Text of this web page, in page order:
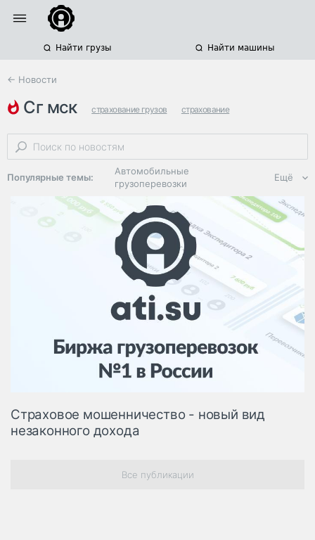
Найти грузы Найти машины
← Новости
сг мск страхование грузов страхование
возмещение ущерба
Популярные темы:
Автомобильные
грузоперевозки
Региональная
логистика
ЭДО, ИТ в
логистике
Дороги,
инфраструктура
Логистика, грузы
Негабаритные и
опасные грузы
Безопасность и
Таможня и ВЭД
терминалы
Ещё
Страховое мошенничество - новый вид
незаконного дохода
Все публикации